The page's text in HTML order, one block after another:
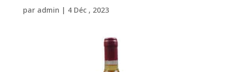
par admin | 4 Déc , 2023